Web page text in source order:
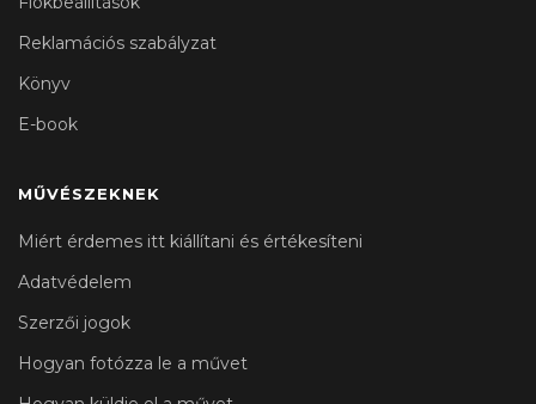
Reklamációs szabályzat
Könyv
E-book
MŰVÉSZEKNEK
Miért érdemes itt kiállítani és értékesíteni
Adatvédelem
Szerzői jogok
Hogyan fotózza le a művet